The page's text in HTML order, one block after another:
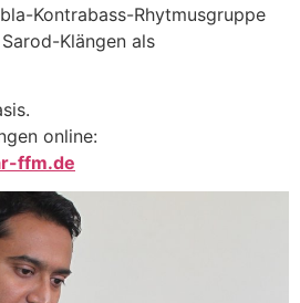
Kontrabass-Rhytmusgruppe
Klängen als
online:
ffm.de